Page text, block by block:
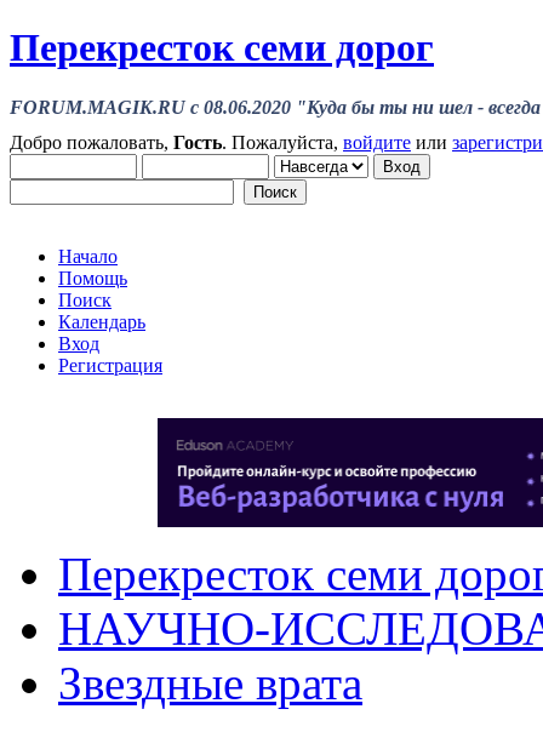
Перекресток семи дорог
FORUM.MAGIK.RU c 08.06.2020 "Куда бы ты ни шел - всегда
Добро пожаловать, Гость. Пожалуйста, войдите или
Начало
Помощь
Поиск
Календарь
Вход
Регистрация
Перекресток семи
НАУЧНО-
Звездные врата